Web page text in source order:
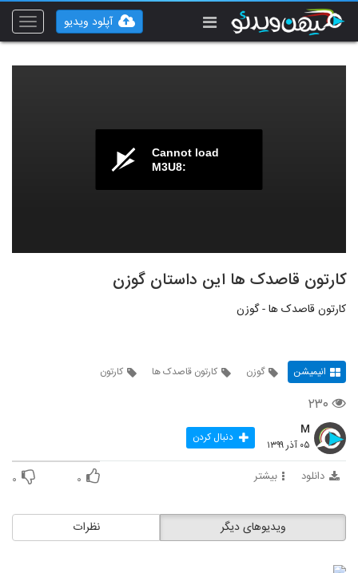
Toggle
آپلود ویدیو
Cannot load
M3U8:
کارتون قاصدک ها این داستان گوزن
کارتون قاصدک ها - گوزن
انیمیشن گوزن کارتون قاصدک ها کارتون
۲۳۰
M
۰۵ آذر ۱۳۹۹ دنبال کردن
دانلود بیشتر ۰ ۰
نظرات ویدیوهای دیگر